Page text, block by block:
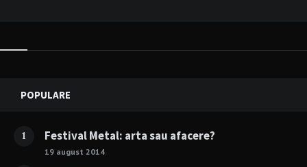
Widgets
POPULARE
1 Festival Metal: arta sau afacere?
19 august 2014